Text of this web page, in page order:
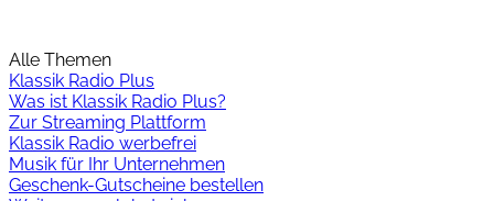
Alle Themen
Klassik Radio Plus
Was ist Klassik Radio Plus?
Zur Streaming Plattform
Klassik Radio werbefrei
Musik für Ihr Unternehmen
Geschenk-Gutscheine bestellen